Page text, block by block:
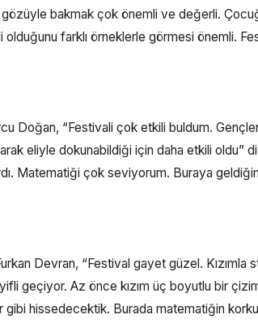
bakmak çok önemli ve değerli.
olduğunu farklı örneklerle görmesi önemli.
Doğan, “Festivali çok etkili buldum.
eliyle dokunabildiği için daha etkili oldu”
Matematiği çok seviyorum. Buraya
Devran, “Festival gayet güzel. Kızımla
geçiyor. Az önce kızım üç boyutlu bir
hissedecektik. Burada matematiğin